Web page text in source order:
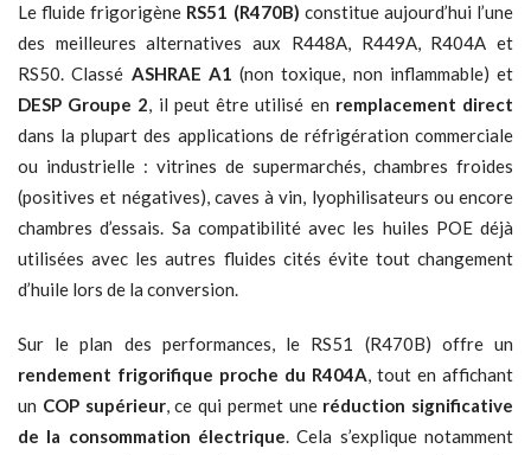
Le fluide frigorigène RS51 (R470B) constitue aujourd’hui l’une
des meilleures alternatives aux R448A, R449A, R404A et
RS50. Classé ASHRAE A1 (non toxique, non inflammable) et
DESP Groupe 2, il peut être utilisé en remplacement direct
dans la plupart des applications de réfrigération commerciale
ou industrielle : vitrines de supermarchés, chambres froides
(positives et négatives), caves à vin, lyophilisateurs ou encore
chambres d’essais. Sa compatibilité avec les huiles POE déjà
utilisées avec les autres fluides cités évite tout changement
d’huile lors de la conversion.
Sur le plan des performances, le RS51 (R470B) offre un
rendement frigorifique proche du R404A, tout en affichant
un COP supérieur, ce qui permet une réduction significative
de la consommation électrique. Cela s’explique notamment